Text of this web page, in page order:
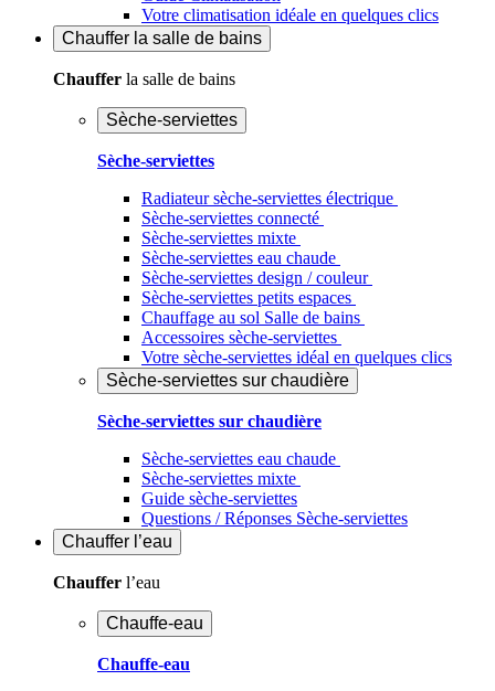
Votre climatisation idéale en quelques clics
Chauffer la salle de bains
Chauffer la salle de bains
Sèche-serviettes
Sèche-serviettes
Radiateur sèche-serviettes électrique
Sèche-serviettes connecté
Sèche-serviettes mixte
Sèche-serviettes eau chaude
Sèche-serviettes design / couleur
Sèche-serviettes petits espaces
Chauffage au sol Salle de bains
Accessoires sèche-serviettes
Votre sèche-serviettes idéal en quelques clics
Sèche-serviettes sur chaudière
Sèche-serviettes sur chaudière
Sèche-serviettes eau chaude
Sèche-serviettes mixte
Guide sèche-serviettes
Questions / Réponses Sèche-serviettes
Chauffer l’eau
Chauffer l’eau
Chauffe-eau
Chauffe-eau